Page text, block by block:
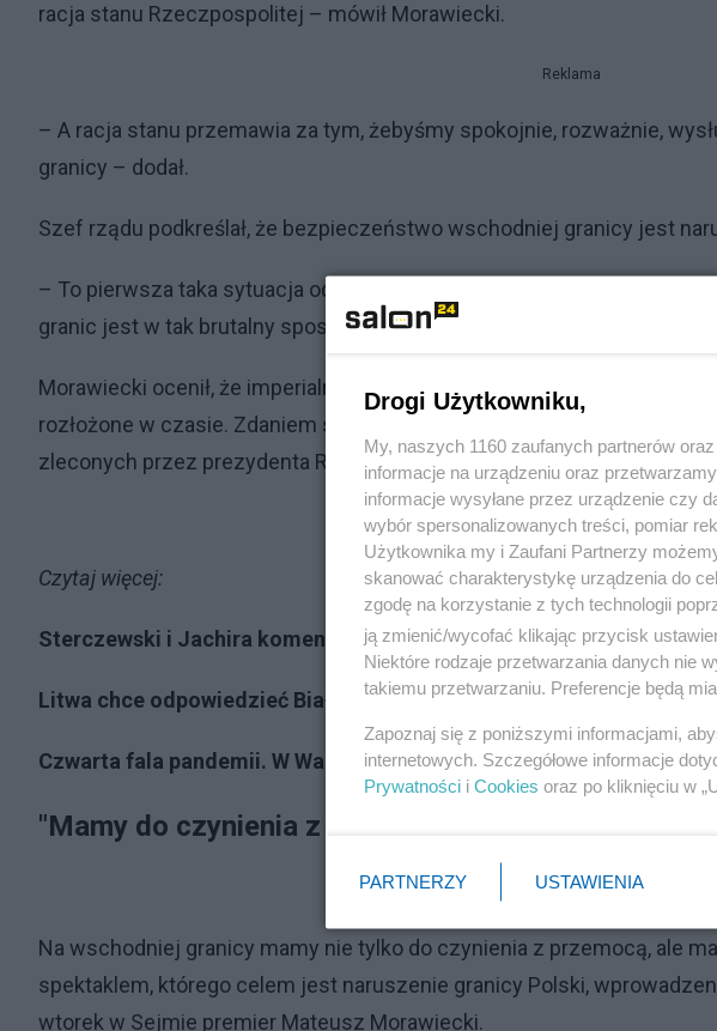
racja stanu Rzeczpospolitej – mówił Morawiecki.
Reklama
– A racja stanu przemawia za tym, żebyśmy spokojnie, rozważnie,
granicy – dodał.
Szef rządu podkreślał, że bezpieczeństwo wschodniej granicy jest
– To pierwsza taka sytuacja od 30 lat, kiedy możemy powiedzieć, że
granic jest w tak brutalny sposób atakowana i testowana – stwierdził
Morawiecki ocenił, że imperialna polityka Rosji postępuje, a kolejne
rozłożone w czasie. Zdaniem szefa polskiego rządu Alaksandr
zleconych przez prezydenta Rosji Władimira Putina służących
Reklama
Czytaj więcej:
Sterczewski i Jachira komentują sytuację. "Mamy kryzys
Litwa chce odpowiedzieć Białorusi. Rząd proponuje wprowadzenie
Czwarta fala pandemii. W Warszawie problem z karetkami, w
"Mamy do czynienia z wyreżyserowanym spektaklem"
Reklama
Na wschodniej granicy mamy nie tylko do czynienia z przemocą, ale
spektaklem, którego celem jest naruszenie granicy Polski,
wtorek w Sejmie premier Mateusz Morawiecki.
Drogi Użytkowniku,
My, naszych 1160 zaufanych partnerów
informacje na urządzeniu oraz
informacje wysyłane przez urządzenie czy
wybór spersonalizowanych treści, pomiar
Użytkownika my i Zaufani Partnerzy
skanować charakterystykę urządzenia do
zgodę na korzystanie z tych technologii
ją zmienić/wycofać klikając przycisk
Niektóre rodzaje przetwarzania danych nie
takiemu przetwarzaniu. Preferencje będą
Zapoznaj się z poniższymi informacjami,
internetowych. Szczegółowe informacje
Prywatności i Cookies oraz po kliknięciu w
PARTNERZY USTAWIENIA